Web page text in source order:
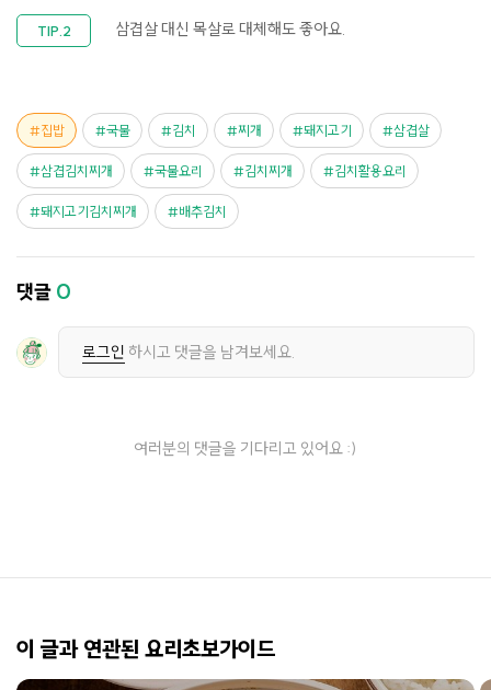
삼겹살 대신 목살로 대체해도 좋아요.
집밥 국물 김치 찌개 돼지고기 삼겹살
삼겹김치찌개 국물요리 김치찌개 김치활용요리
돼지고기김치찌개 배추김치
댓글 0
로그인 하시고 댓글을 남겨보세요.
여러분의 댓글을 기다리고 있어요 :)
이 글과 연관된 요리초보가이드